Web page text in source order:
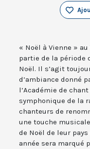
« Noël à Vienne »
partie de la période
Noël. Il s’agit
d’ambiance donné
l’Académie de
symphonique de la
chanteurs de
une touche
de Noël de leur
année sera marqué